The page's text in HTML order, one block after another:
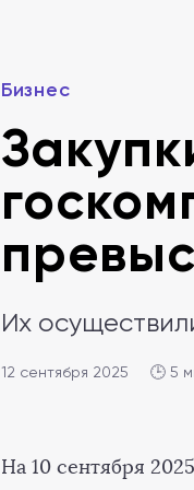
Бизнес
Их
12 сентября 2025 🕒 5
На 10 сентября